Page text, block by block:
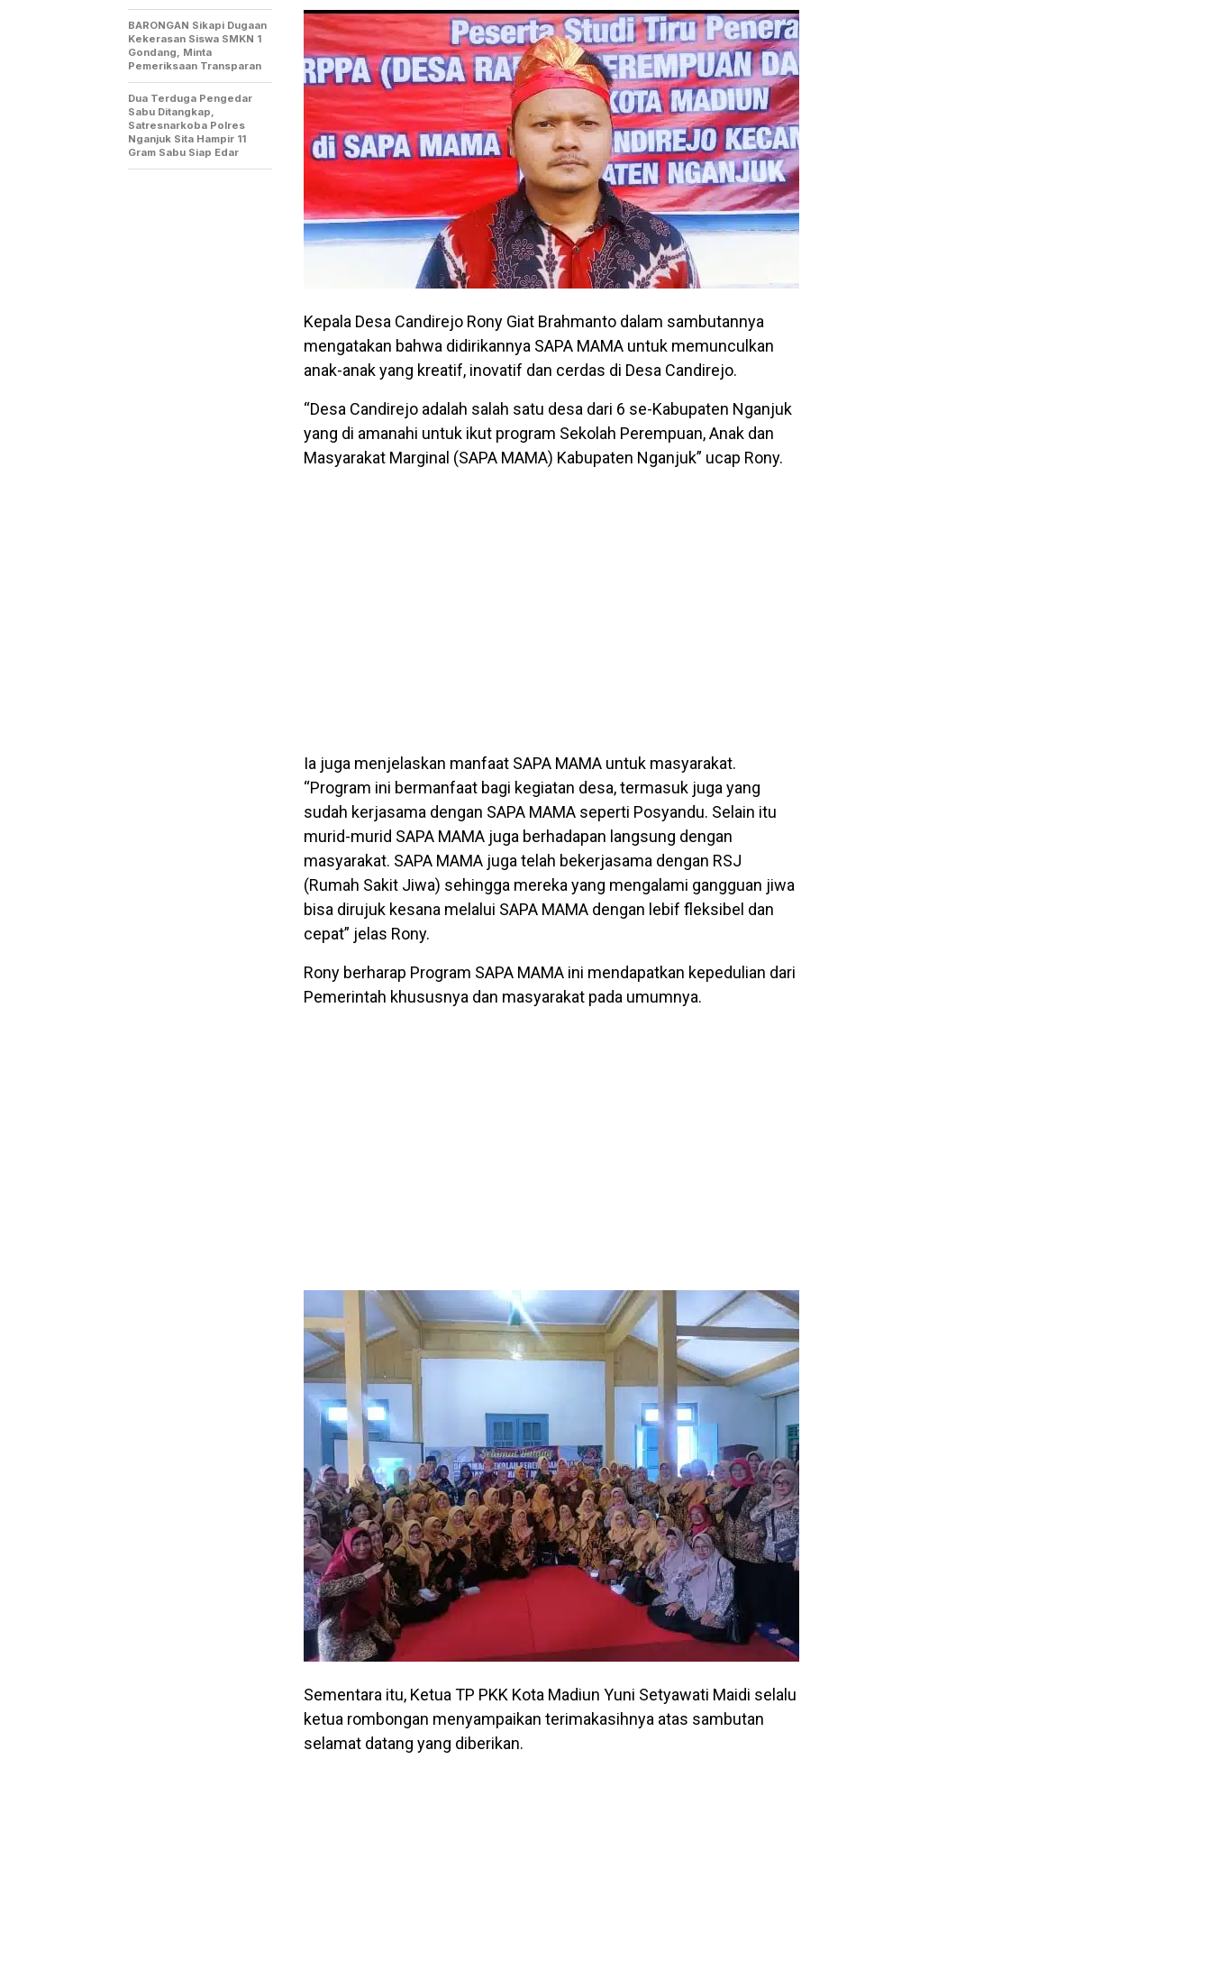
Kepala Desa Candirejo Rony Giat Brahmanto dalam sambutannya
mengatakan bahwa didirikannya SAPA MAMA untuk memunculkan
anak-anak yang kreatif, inovatif dan cerdas di Desa Candirejo.
“Desa Candirejo adalah salah satu desa dari 6 se-Kabupaten Nganjuk
yang di amanahi untuk ikut program Sekolah Perempuan, Anak dan
Masyarakat Marginal (SAPA MAMA) Kabupaten Nganjuk” ucap Rony.
Ia juga menjelaskan manfaat SAPA MAMA untuk masyarakat.
“Program ini bermanfaat bagi kegiatan desa, termasuk juga yang
sudah kerjasama dengan SAPA MAMA seperti Posyandu. Selain itu
murid-murid SAPA MAMA juga berhadapan langsung dengan
masyarakat. SAPA MAMA juga telah bekerjasama dengan RSJ
(Rumah Sakit Jiwa) sehingga mereka yang mengalami gangguan jiwa
bisa dirujuk kesana melalui SAPA MAMA dengan lebif fleksibel dan
cepat” jelas Rony.
Rony berharap Program SAPA MAMA ini mendapatkan kepedulian dari
Pemerintah khususnya dan masyarakat pada umumnya.
Sementara itu, Ketua TP PKK Kota Madiun Yuni Setyawati Maidi selalu
ketua rombongan menyampaikan terimakasihnya atas sambutan
selamat datang yang diberikan.
BARONGAN Sikapi Dugaan
Kekerasan Siswa SMKN 1
Gondang, Minta
Pemeriksaan Transparan
Dua Terduga Pengedar
Sabu Ditangkap,
Satresnarkoba Polres
Nganjuk Sita Hampir 11
Gram Sabu Siap Edar